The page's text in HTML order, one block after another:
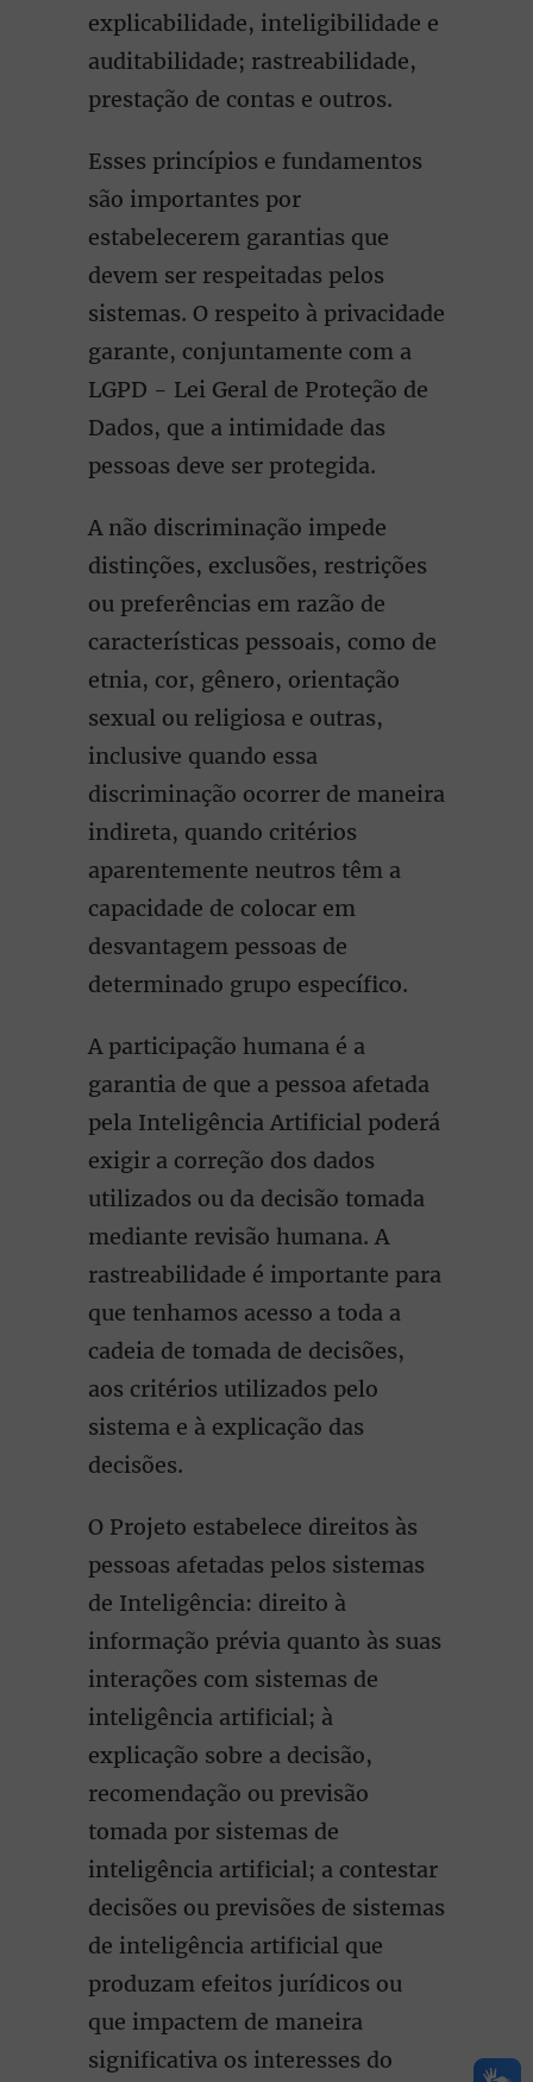
explicabilidade, inteligibilidade e
auditabilidade; rastreabilidade,
prestação de contas e outros.
Esses princípios e fundamentos
são importantes por
estabelecerem garantias que
devem ser respeitadas pelos
sistemas. O respeito à privacidade
garante, conjuntamente com a
LGPD - Lei Geral de Proteção de
Dados, que a intimidade das
pessoas deve ser protegida.
A não discriminação impede
distinções, exclusões, restrições
ou preferências em razão de
características pessoais, como de
etnia, cor, gênero, orientação
sexual ou religiosa e outras,
inclusive quando essa
discriminação ocorrer de maneira
indireta, quando critérios
aparentemente neutros têm a
capacidade de colocar em
desvantagem pessoas de
determinado grupo específico.
A participação humana é a
garantia de que a pessoa afetada
pela Inteligência Artificial poderá
exigir a correção dos dados
utilizados ou da decisão tomada
mediante revisão humana. A
rastreabilidade é importante para
que tenhamos acesso a toda a
cadeia de tomada de decisões,
aos critérios utilizados pelo
sistema e à explicação das
decisões.
O Projeto estabelece direitos às
pessoas afetadas pelos sistemas
de Inteligência: direito à
informação prévia quanto às suas
interações com sistemas de
inteligência artificial; à
explicação sobre a decisão,
recomendação ou previsão
tomada por sistemas de
inteligência artificial; a contestar
decisões ou previsões de sistemas
de inteligência artificial que
produzam efeitos jurídicos ou
que impactem de maneira
significativa os interesses do